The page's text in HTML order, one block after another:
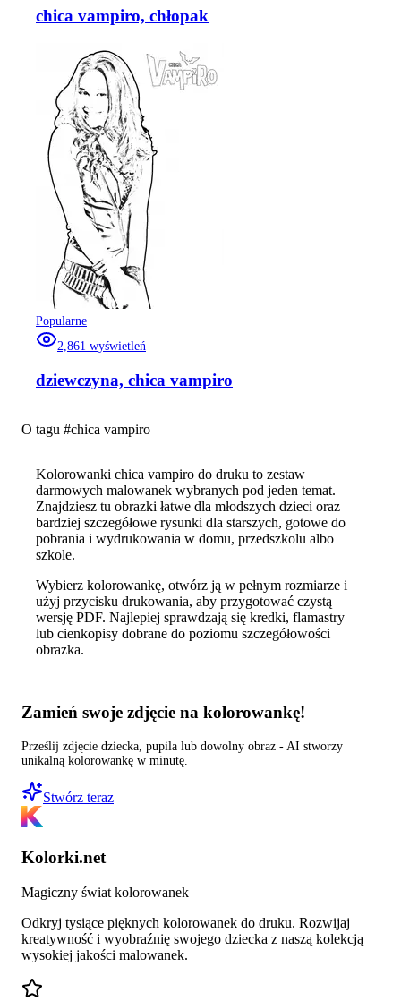
chica vampiro, chłopak
Popularne
2,861 wyświetleń
dziewczyna, chica vampiro
O tagu #chica vampiro
Kolorowanki chica vampiro do druku to zestaw
darmowych malowanek wybranych pod jeden temat.
Znajdziesz tu obrazki łatwe dla młodszych dzieci oraz
bardziej szczegółowe rysunki dla starszych, gotowe do
pobrania i wydrukowania w domu, przedszkolu albo
szkole.
Wybierz kolorowankę, otwórz ją w pełnym rozmiarze i
użyj przycisku drukowania, aby przygotować czystą
wersję PDF. Najlepiej sprawdzają się kredki, flamastry
lub cienkopisy dobrane do poziomu szczegółowości
obrazka.
Zamień swoje zdjęcie na kolorowankę!
Prześlij zdjęcie dziecka, pupila lub dowolny obraz - AI stworzy
unikalną kolorowankę w minutę.
Stwórz teraz
Kolorki.net
Magiczny świat kolorowanek
Odkryj tysiące pięknych kolorowanek do druku. Rozwijaj
kreatywność i wyobraźnię swojego dziecka z naszą kolekcją
wysokiej jakości malowanek.